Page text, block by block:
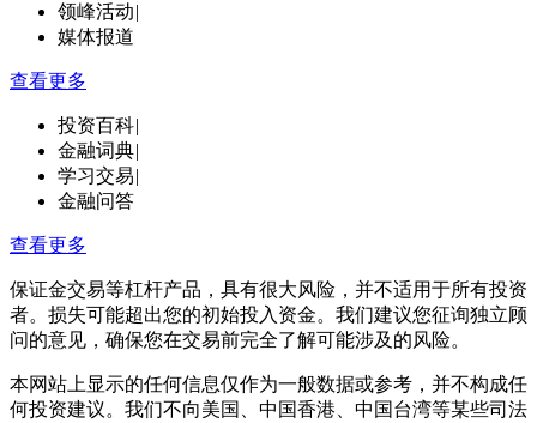
领峰活动|
媒体报道
查看更多
投资百科|
金融词典|
学习交易|
金融问答
查看更多
保证金交易等杠杆产品，具有很大风险，并不适用于所有投资
者。损失可能超出您的初始投入资金。我们建议您征询独立顾
问的意见，确保您在交易前完全了解可能涉及的风险。
本网站上显示的任何信息仅作为一般数据或参考，并不构成任
何投资建议。我们不向美国、中国香港、中国台湾等某些司法